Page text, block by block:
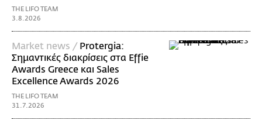
THE LIFO TEAM
3.8.2026
Market news / Protergia:
Σημαντικές διακρίσεις στα Effie
Awards Greece και Sales
Excellence Awards 2026
THE LIFO TEAM
31.7.2026